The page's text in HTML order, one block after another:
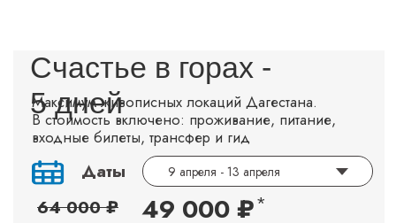
Даты
3 дня
Незабываемое знакомтсво с Дагестаном.
В стоимость включено: проживание, питание,
42 000 ₽ 37 000 ₽ *
Подробнее о туре Получить программу
*Ограниченное предложение